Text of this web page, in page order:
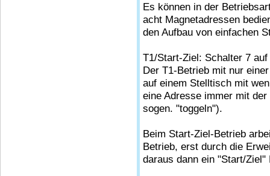
Es können in der
acht Magnetadressen
den Aufbau von einfachen
T1/Start-Ziel: Schalter 7 auf
Der T1-Betrieb mit nur
auf einem Stelltisch mit
eine Adresse immer mit
sogen. "toggeln").
Beim Start-Ziel-Betrieb
Betrieb, erst durch die
daraus dann ein "Start/Ziel"